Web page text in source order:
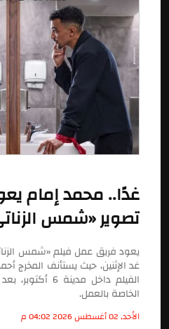
غدًا.. محمد إمام
تصوير «شمس
يعود فريق عمل فيلم «شمس
غد الإثنين، حيث يستأنف
الفيلم داخل
الخاصة بالعمل.
الأحد, 02 أغسطس 2026 04:02 م